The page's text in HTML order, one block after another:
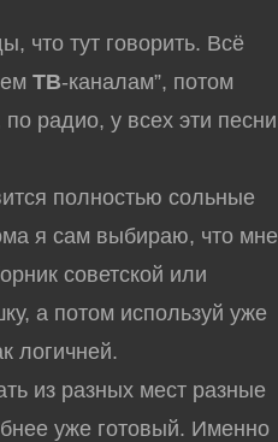
что тут говорить. Всё
ТВ-каналам”, потом
радио, у всех эти песни
полностью сольные
я сам выбираю, что мне
советской или
а потом используй уже
логичней.
из разных мест разные
уже готовый. Именно